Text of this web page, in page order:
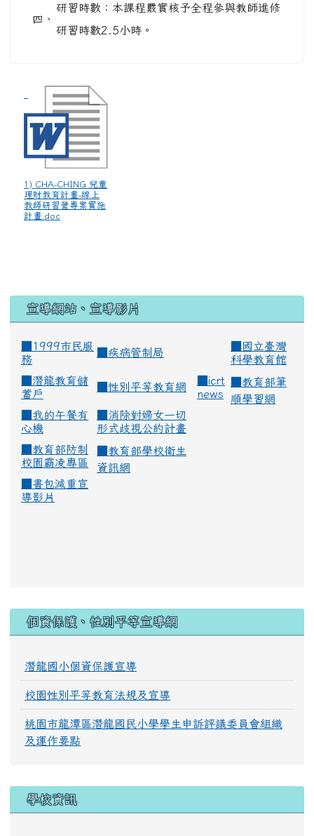
四、
研習時數：本課程覈實核予全程參與教師進修
研習時數2.5小時。
1) CHA-CHING 兒童
理財教育計畫-線上
教師研習營專案實施
計畫.doc
宣導網站、宣導影片
■1999市民服
務
疾病管制局
國立臺灣
科學教育館
潛龍教育儲
蓄戶
性別平等教育網
icrt
news
教育部筆
順學習網
我的午餐有
心機
消除對婦女一切
形式歧視公約計畫
教育部防制
校園霸凌專區
教育部學校衛生
資訊網
書包減重宣
導影片
個資保護、性別平等宣導網
潛龍國小個資保護宣導
校園性別平等教育法規及宣導
桃園市龍潭區潛龍國民小學學生申訴評議委員會組織
及運作要點
學校資訊